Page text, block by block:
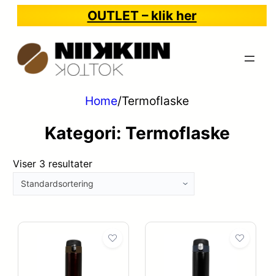
OUTLET – klik her
Home/Termoflaske
Kategori: Termoflaske
Viser 3 resultater